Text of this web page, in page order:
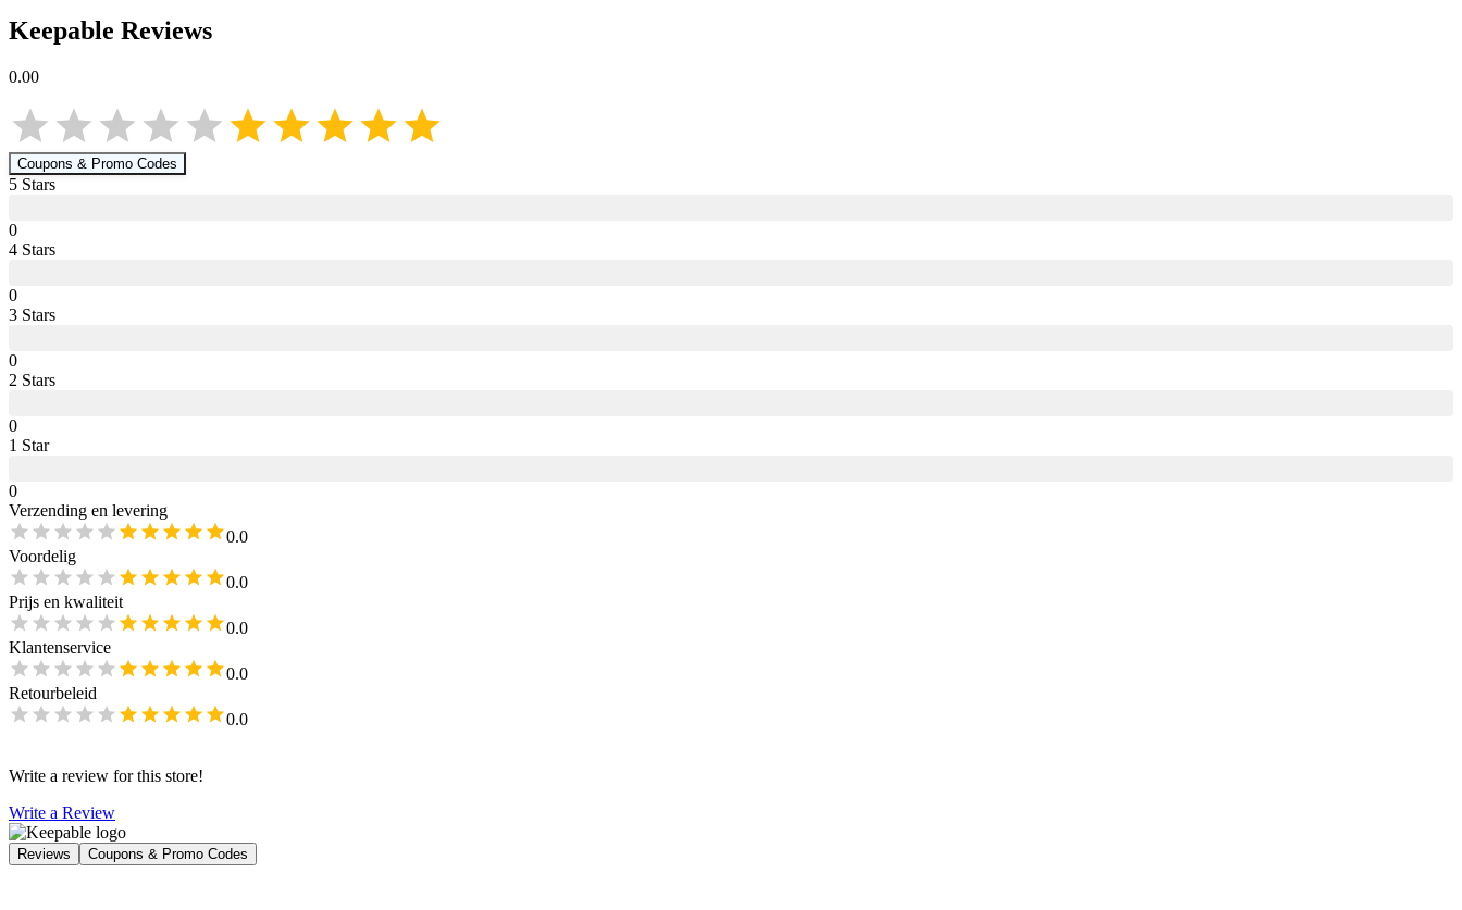
Keepable Reviews
0.00
Coupons & Promo Codes
5 Stars
0
4 Stars
0
3 Stars
0
2 Stars
0
1 Star
0
Verzending en levering
0.0
Voordelig
0.0
Prijs en kwaliteit
0.0
Klantenservice
0.0
Retourbeleid
0.0
Write a review for this store!
Write a Review
Reviews Coupons & Promo Codes